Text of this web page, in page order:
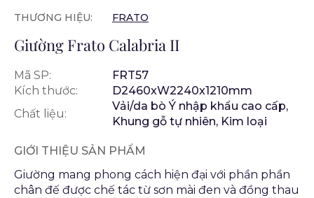
THƯƠNG HIỆU: FRATO
Giường Frato Calabria II
Mã SP:
FRT57
Kích thước:
D2460xW2240x1210mm
Chất liệu:
Vải/da bò Ý nhập khẩu cao cấp,
Khung gỗ tự nhiên, Kim loại
GIỚI THIỆU SẢN PHẨM
Giường mang phong cách hiện đại với phần phần
chân đế được chế tác từ sơn mài đen và đồng thau